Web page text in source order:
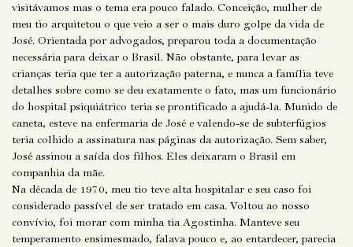
visitávamos mas o tema era pouco falado. Conceição, mulher de
meu tio arquitetou o que veio a ser o mais duro golpe da vida de
José. Orientada por advogados, preparou toda a documentação
necessária para deixar o Brasil. Não obstante, para levar as
crianças teria que ter a autorização paterna, e nunca a família teve
detalhes sobre como se deu exatamente o fato, mas um funcionário
do hospital psiquiátrico teria se prontificado a ajudá-la. Munido de
caneta, esteve na enfermaria de José e valendo-se de subterfúgios
teria colhido a assinatura nas páginas da autorização. Sem saber,
José assinou a saída dos filhos. Eles deixaram o Brasil em
companhia da mãe.
Na década de 1970, meu tio teve alta hospitalar e seu caso foi
considerado passível de ser tratado em casa. Voltou ao nosso
convívio, foi morar com minha tia Agostinha. Manteve seu
temperamento ensimesmado, falava pouco e, ao entardecer, parecia